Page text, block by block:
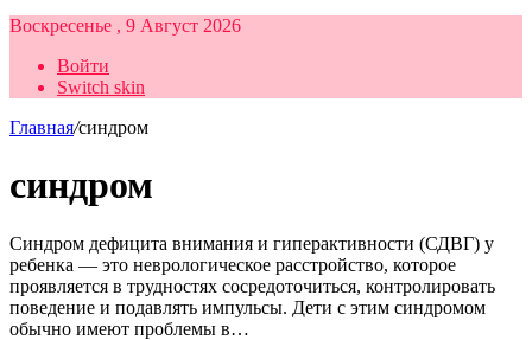
Воскресенье , 9 Август 2026
Войти
Switch skin
Главная/синдром
синдром
Синдром дефицита внимания и гиперактивности (СДВГ) у
ребенка — это неврологическое расстройство, которое
проявляется в трудностях сосредоточиться, контролировать
поведение и подавлять импульсы. Дети с этим синдромом
обычно имеют проблемы в…